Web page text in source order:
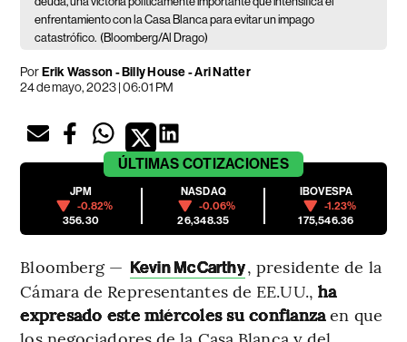
enfrentamiento con la Casa Blanca para evitar un impago
catastrófico. (Bloomberg/Al Drago)
PorErik Wasson - Billy House - Ari Natter
24 de mayo, 2023 | 06:01 PM
ÚLTIMAS COTIZACIONES
JPM
-0.82%
356.30
NASDAQ
-0.06%
26,348.35
IBOVESPA
-1.23%
175,546.36
Bloomberg — Kevin McCarthy, presidente de la
Cámara de Representantes de EE.UU., ha
expresado este miércoles su confianzaen que